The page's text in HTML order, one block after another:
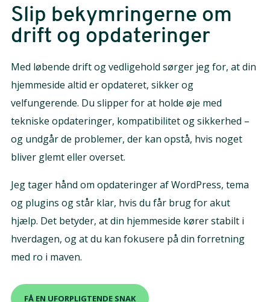
Slip bekymringerne om
drift og opdateringer
Med løbende drift og vedligehold sørger jeg for, at din
hjemmeside altid er opdateret, sikker og
velfungerende. Du slipper for at holde øje med
tekniske opdateringer, kompatibilitet og sikkerhed –
og undgår de problemer, der kan opstå, hvis noget
bliver glemt eller overset.
Jeg tager hånd om opdateringer af WordPress, tema
og plugins og står klar, hvis du får brug for akut
hjælp. Det betyder, at din hjemmeside kører stabilt i
hverdagen, og at du kan fokusere på din forretning
med ro i maven.
FÅ EN UFORPLIGTENDE SNAK